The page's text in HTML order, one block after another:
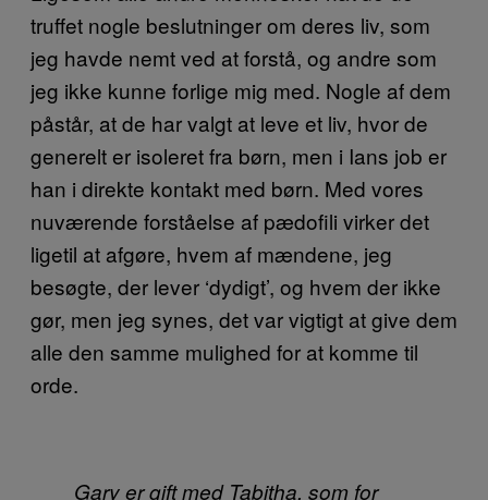
truffet nogle beslutninger om deres liv, som
jeg havde nemt ved at forstå, og andre som
jeg ikke kunne forlige mig med. Nogle af dem
påstår, at de har valgt at leve et liv, hvor de
generelt er isoleret fra børn, men i Ians job er
han i direkte kontakt med børn. Med vores
nuværende forståelse af pædofili virker det
ligetil at afgøre, hvem af mændene, jeg
besøgte, der lever ‘dydigt’, og hvem der ikke
gør, men jeg synes, det var vigtigt at give dem
alle den samme mulighed for at komme til
orde.
Gary er gift med Tabitha, som for